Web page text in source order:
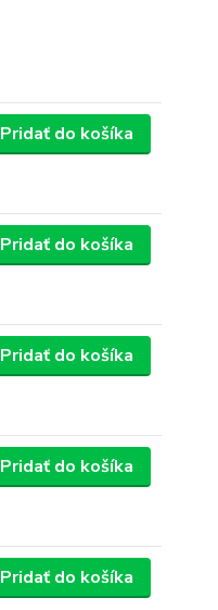
Pridať do košíka
Pridať do košíka
Pridať do košíka
Pridať do košíka
Pridať do košíka